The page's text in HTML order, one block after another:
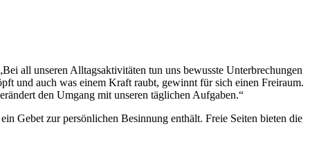
all unseren Alltagsaktivitäten tun uns bewusste Unterbrechungen
und auch was einem Kraft raubt, gewinnt für sich einen Freiraum.
den Umgang mit unseren täglichen Aufgaben.“
Gebet zur persönlichen Besinnung enthält. Freie Seiten bieten die